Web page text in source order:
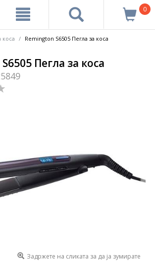
0
коса Remington S6505 Пегла за коса
Пегла за коса
Задржете на сликата за да ја зумирате